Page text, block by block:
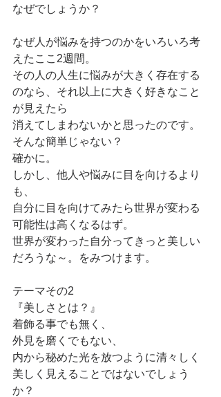
なぜでしょうか？
なぜ人が悩みを持つのかをいろいろ考
えたここ2週間。
その人の人生に悩みが大きく存在する
のなら、それ以上に大きく好きなこと
が見えたら
消えてしまわないかと思ったのです。
そんな簡単じゃない？
確かに。
しかし、他人や悩みに目を向けるより
も、
自分に目を向けてみたら世界が変わる
可能性は高くなるはず。
世界が変わった自分ってきっと美しい
だろうな～。をみつけます。
テーマその2
『美しさとは？』
着飾る事でも無く、
外見を磨くでもない、
内から秘めた光を放つように清々しく
美しく見えることではないでしょう
か？